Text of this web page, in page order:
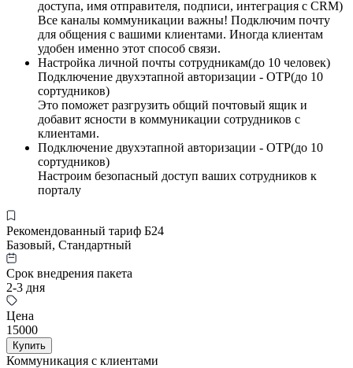
доступа, имя отправителя, подписи, интеграция с CRM)
Все каналы коммуникации важны! Подключим почту
для общения с вашими клиентами. Иногда клиентам
удобен именно этот способ связи.
Настройка личной почты сотрудникам(до 10 человек)
Подключение двухэтапной авторизации - OTP(до 10
сортудников)
Это поможет разгрузить общий почтовый ящик и
добавит ясности в коммуникации сотрудников с
клиентами.
Подключение двухэтапной авторизации - OTP(до 10
сортудников)
Настроим безопасный доступ ваших сотрудников к
порталу
Рекомендованный тариф Б24
Базовый, Стандартный
Срок внедрения пакета
2-3 дня
Цена
15000
Купить
Коммуникация с клиентами